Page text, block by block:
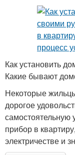
Как установить
Какие бывают
Некоторые
дорогое
самостоятельную
прибор в
электричестве и